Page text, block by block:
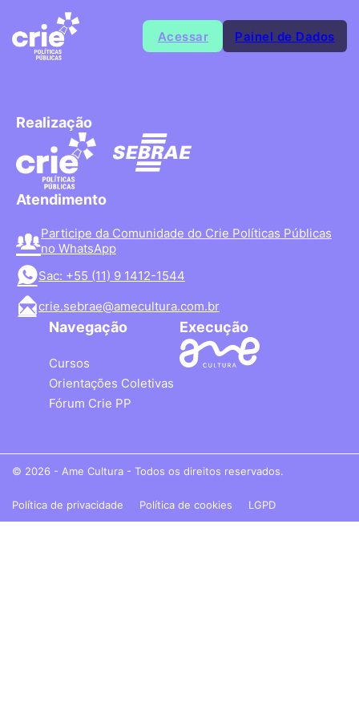
Acessar Painel de Dados
Realização
Atendimento
Participe da Comunidade do Crie Políticas Públicas
no WhatsApp
Sac: +55 (11) 9 1412-1544
crie.sebrae@amecultura.com.br
Navegação
Cursos
Orientações Coletivas
Fórum Crie PP
Execução
© 2026 - Ame Cultura - Todos os direitos reservados.
Política de privacidade Política de cookies LGPD